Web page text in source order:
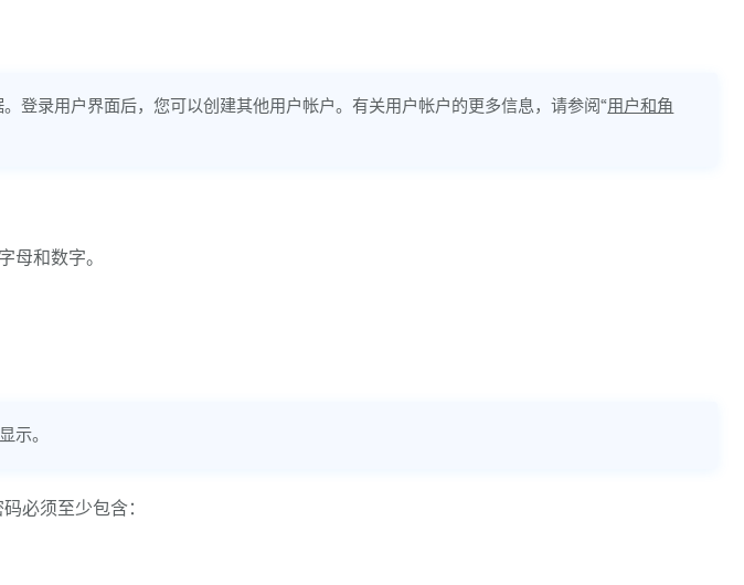
登录用户界面后，您可以创建其他用户帐户。有关用户帐户的更多信息，请参阅“用户和角
母和数字。
示。
必须至少包含：